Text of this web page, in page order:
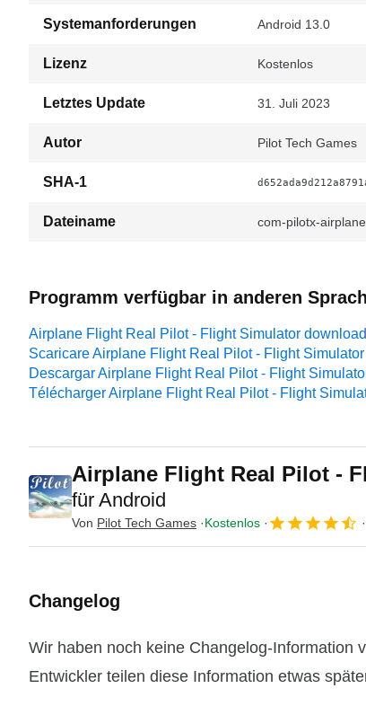
Systemanforderungen Android 13.0
Lizenz Kostenlos
Letztes Update 31. Juli 2023
Autor Pilot Tech Games
SHA-1
Dateiname com-pilotx-
Programm verfügbar in anderen
Airplane Flight Real Pilot - Flight Simulator download
Scaricare Airplane Flight Real Pilot - Flight Simulator
Descargar Airplane Flight Real Pilot - Flight
Télécharger Airplane Flight Real Pilot - Flight
Airplane Flight Real Pilot -
für Android
Von Pilot Tech Games Kostenlos
Changelog
Wir haben noch keine Changelog-Information
Entwickler teilen diese Information etwas